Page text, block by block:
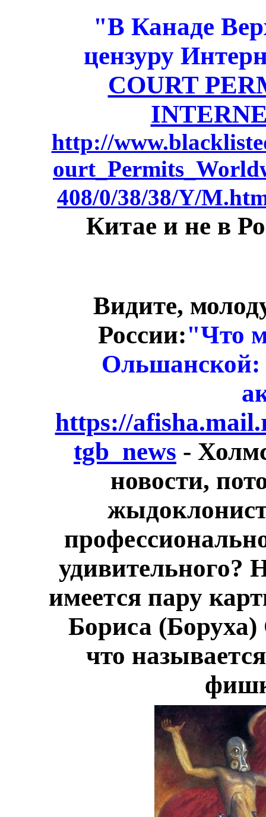
"В Канаде
цензуру
COURT
http://
408/0/38/38/Y/
Китае и не в
Видите,
России:"Что
Ольшанской:
https://
tgb_news -
новости,
удивительного?
имеется пару
Бориса
что